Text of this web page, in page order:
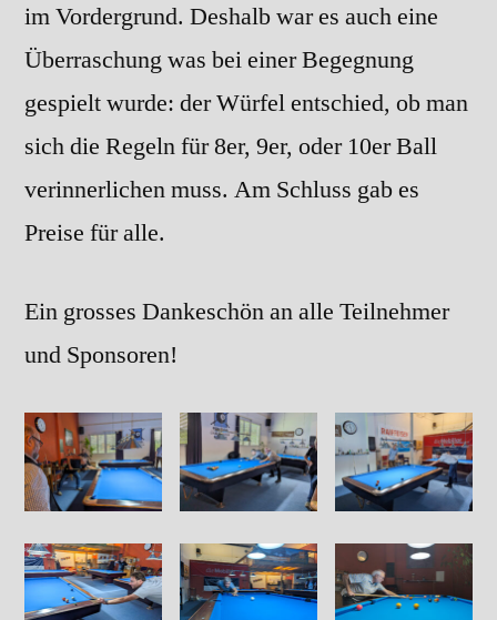
im Vordergrund. Deshalb war es auch eine
Überraschung was bei einer Begegnung
gespielt wurde: der Würfel entschied, ob man
sich die Regeln für 8er, 9er, oder 10er Ball
verinnerlichen muss. Am Schluss gab es
Preise für alle.
Ein grosses Dankeschön an alle Teilnehmer
und Sponsoren!